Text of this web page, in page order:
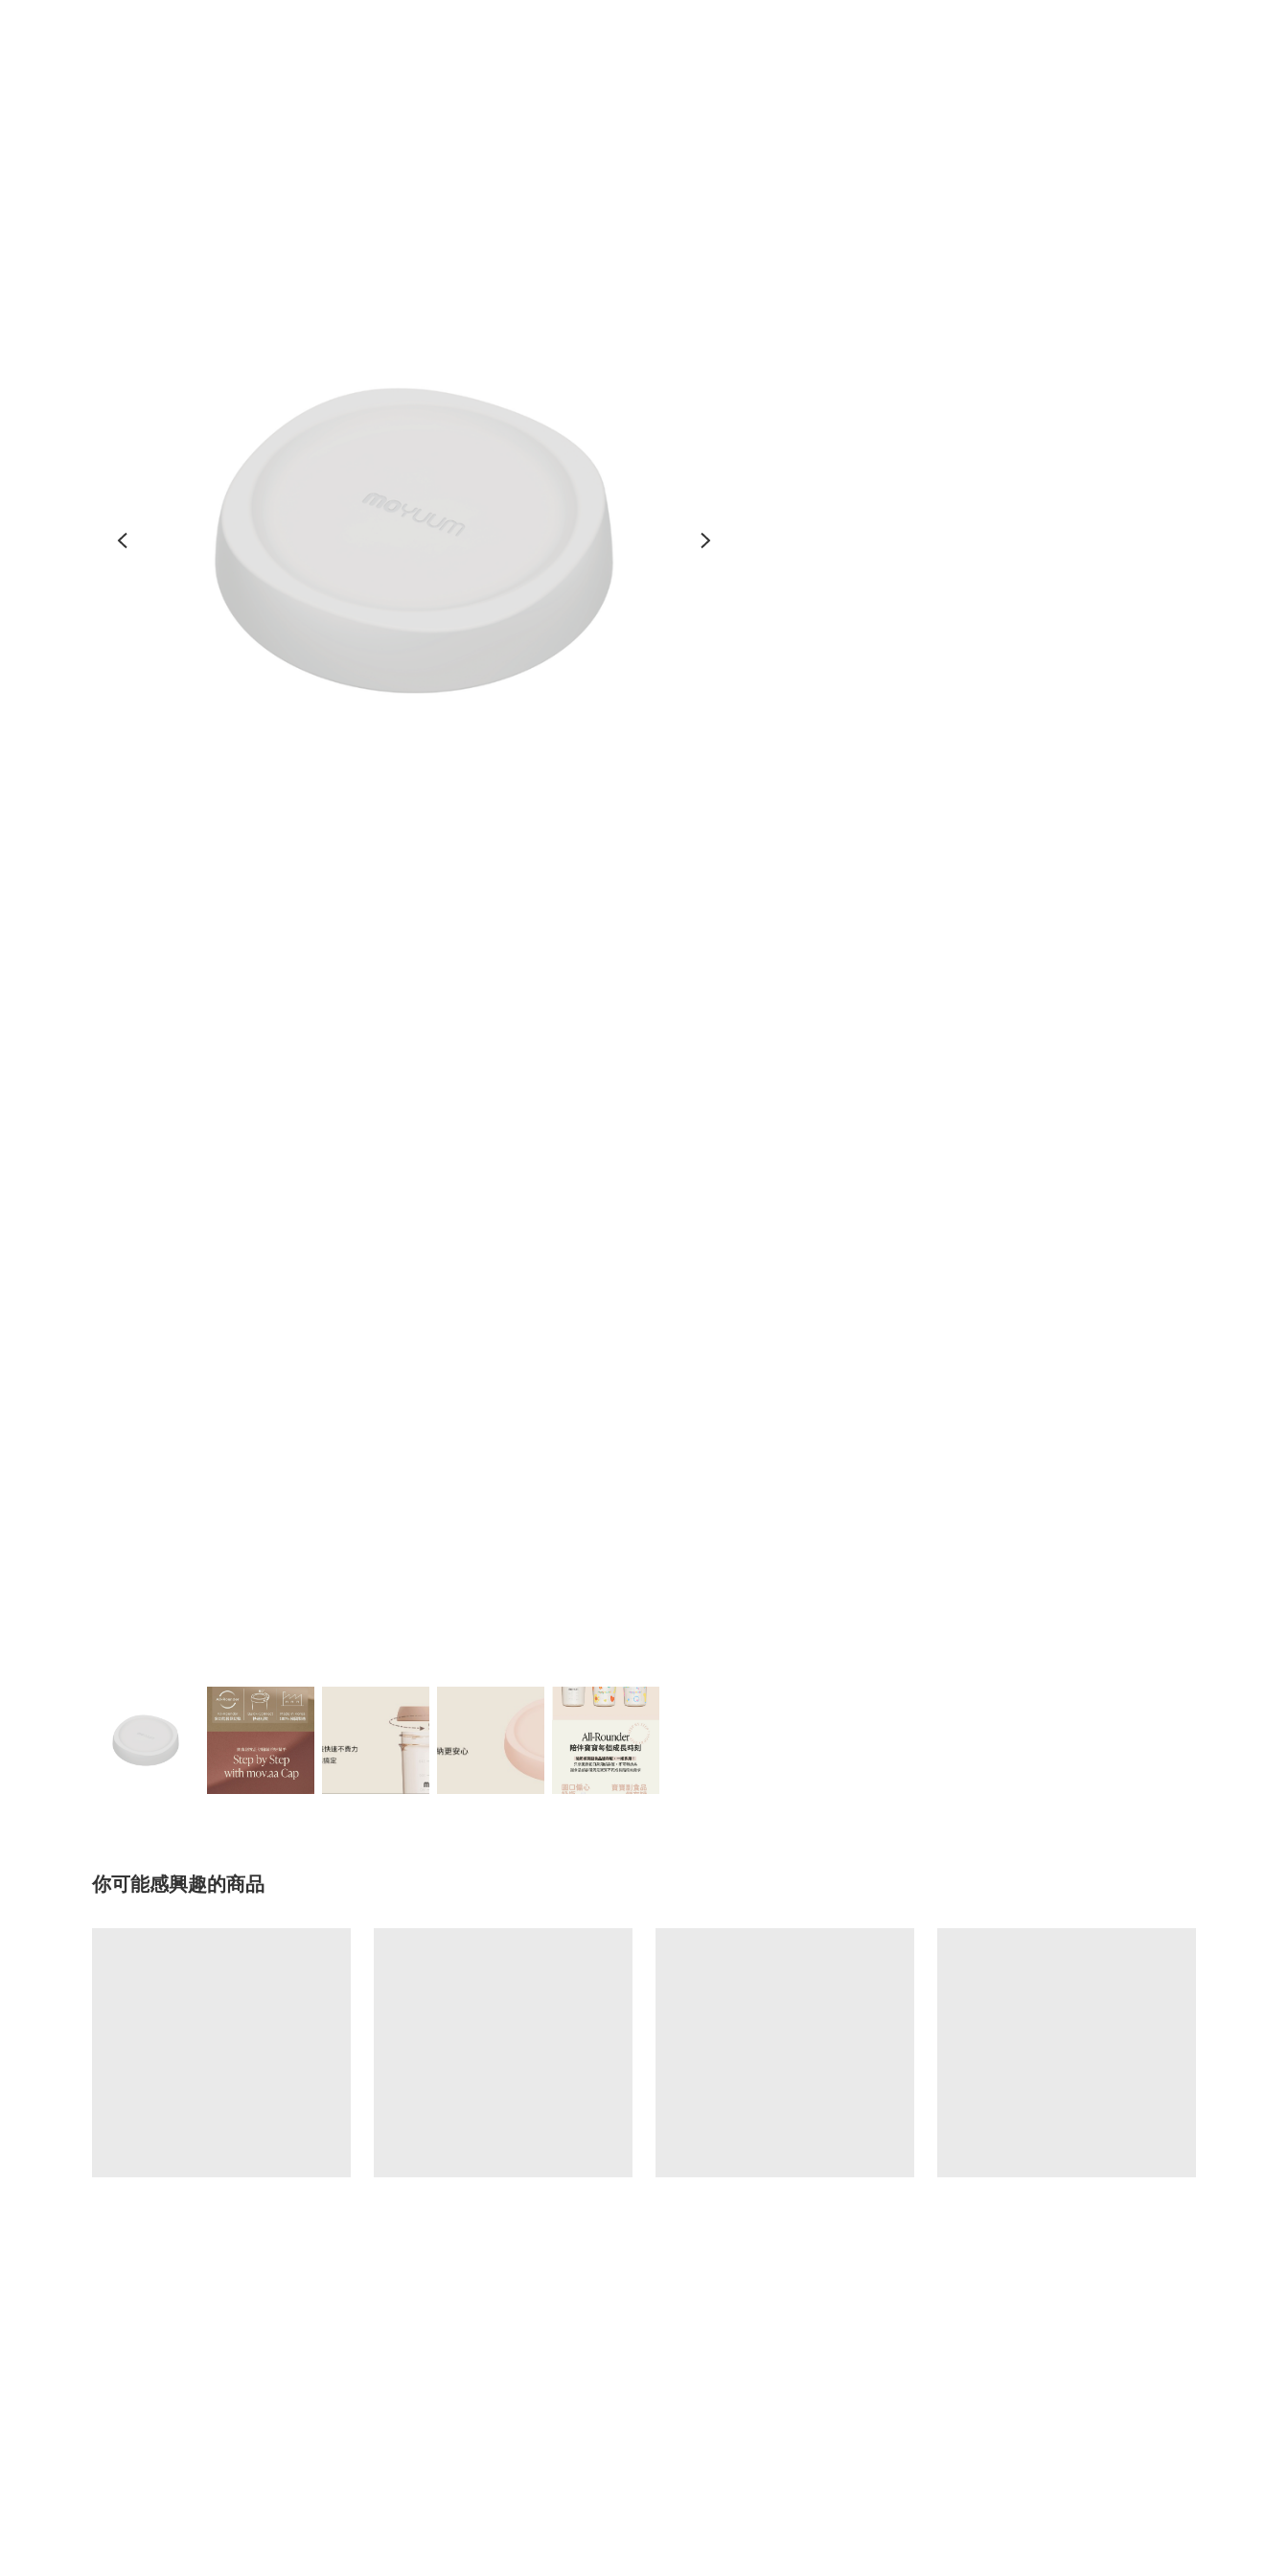
你可能感興趣的商品